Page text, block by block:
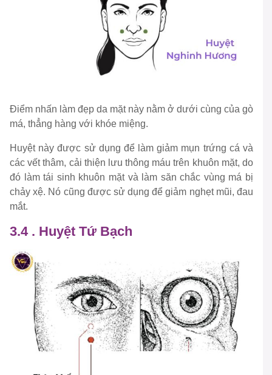
Điểm nhấn làm đẹp da mặt này nằm ở dưới cùng của gò
má, thẳng hàng với khóe miệng.
Huyệt này được sử dụng để làm giảm mụn trứng cá và
các vết thâm, cải thiện lưu thông máu trên khuôn mặt, do
đó làm tái sinh khuôn mặt và làm săn chắc vùng má bị
chảy xệ. Nó cũng được sử dụng để giảm nghẹt mũi, đau
mắt.
3.4 . Huyệt Tứ Bạch